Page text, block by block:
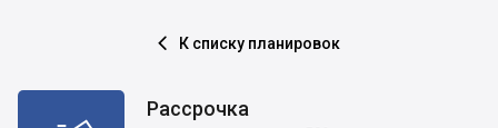
 К списку планировок
Рассрочка